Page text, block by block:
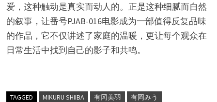
爱，这种触动是真实而动人的。正是这种细腻而自然
的叙事，让番号PJAB-016电影成为一部值得反复品味
的作品，它不仅讲述了家庭的温暖，更让每个观众在
日常生活中找到自己的影子和共鸣。
TAGGED MIKURU SHIIBA 有冈美羽 有岡みう